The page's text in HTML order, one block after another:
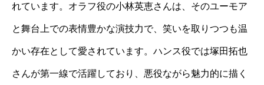
れています。オラフ役の小林英恵さんは、そのユーモア
と舞台上での表情豊かな演技力で、笑いを取りつつも温
かい存在として愛されています。ハンス役では塚田拓也
さんが第一線で活躍しており、悪役ながら魅力的に描く